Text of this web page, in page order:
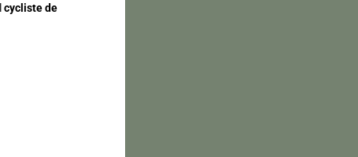
cycliste de